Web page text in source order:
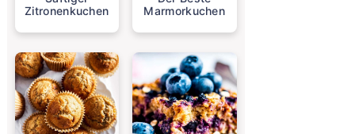
Zitronenkuchen
Marmorkuchen